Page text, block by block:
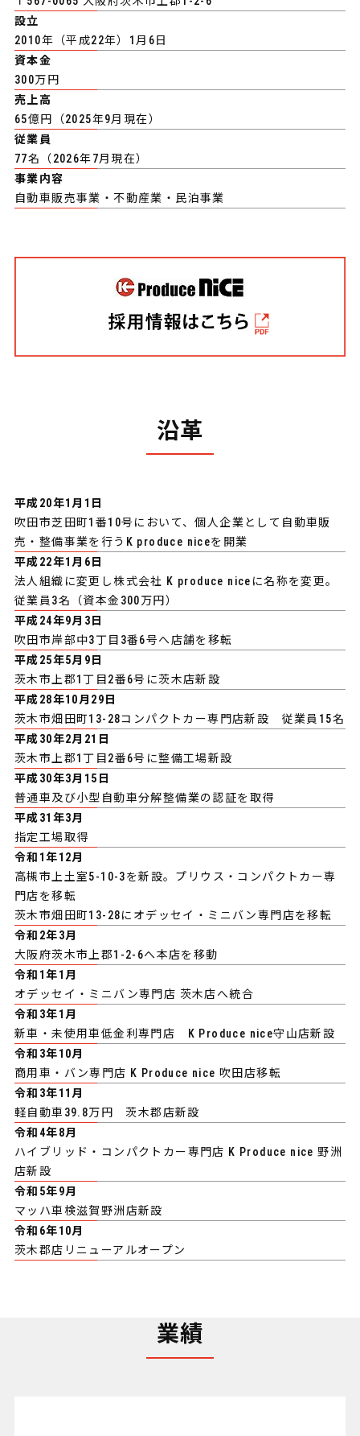
設立
2010年（平成22年）1月6日
資本金
300万円
売上高
65億円（2025年9月現在）
従業員
77名（2026年7月現在）
事業内容
自動車販売事業・不動産業・民泊事業
沿革
平成20年1月1日
吹田市芝田町1番10号において、個人企業として自動車販
売・整備事業を行うK produce niceを開業
平成22年1月6日
法人組織に変更し株式会社 K produce niceに名称を変更。
従業員3名（資本金300万円）
平成24年9月3日
吹田市岸部中3丁目3番6号へ店舗を移転
平成25年5月9日
茨木市上郡1丁目2番6号に茨木店新設
平成28年10月29日
茨木市畑田町13-28コンパクトカー専門店新設 従業員15名
平成30年2月21日
茨木市上郡1丁目2番6号に整備工場新設
平成30年3月15日
普通車及び小型自動車分解整備業の認証を取得
平成31年3月
指定工場取得
令和1年12月
高槻市上土室5-10-3を新設。プリウス・コンパクトカー専
門店を移転
茨木市畑田町13-28にオデッセイ・ミニバン専門店を移転
令和2年3月
大阪府茨木市上郡1-2-6へ本店を移動
令和1年1月
オデッセイ・ミニバン専門店 茨木店へ統合
令和3年1月
新車・未使用車低金利専門店 K Produce nice守山店新設
令和3年10月
商用車・バン専門店 K Produce nice 吹田店移転
令和3年11月
軽自動車39.8万円 茨木郡店新設
令和4年8月
ハイブリッド・コンパクトカー専門店 K Produce nice 野洲
店新設
令和5年9月
マッハ車検滋賀野洲店新設
令和6年10月
茨木郡店リニューアルオープン
業績